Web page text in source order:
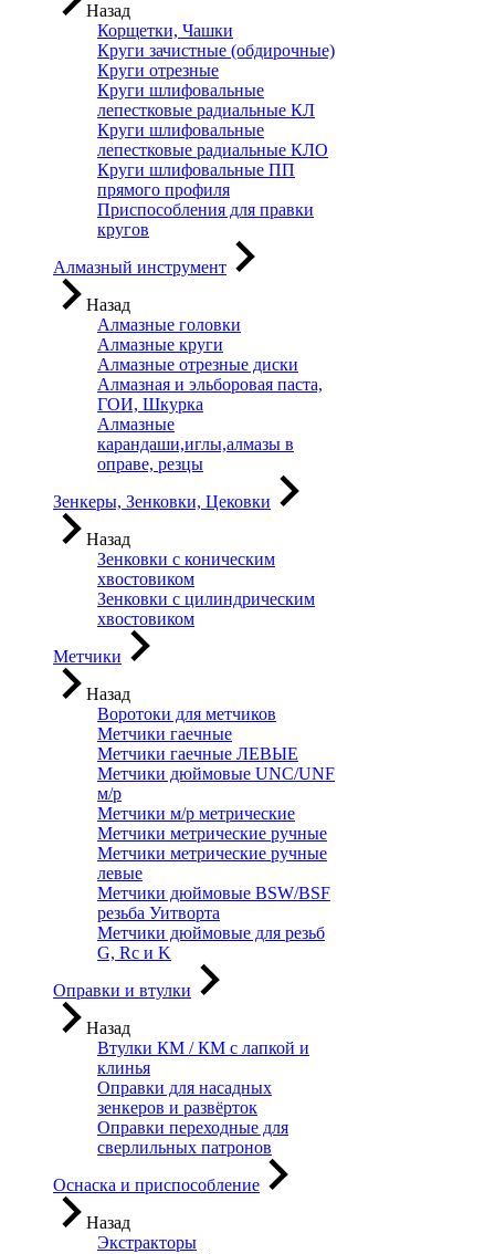
Назад
Корщетки, Чашки
Круги зачистные (обдирочные)
Круги отрезные
Круги шлифовальные
лепестковые радиальные КЛ
Круги шлифовальные
лепестковые радиальные КЛО
Круги шлифовальные ПП
прямого профиля
Приспособления для правки
кругов
Алмазный инструмент
Назад
Алмазные головки
Алмазные круги
Алмазные отрезные диски
Алмазная и эльборовая паста,
ГОИ, Шкурка
Алмазные
карандаши,иглы,алмазы в
оправе, резцы
Зенкеры, Зенковки, Цековки
Назад
Зенковки с коническим
хвостовиком
Зенковки с цилиндрическим
хвостовиком
Метчики
Назад
Воротоки для метчиков
Метчики гаечные
Метчики гаечные ЛЕВЫЕ
Метчики дюймовые UNC/UNF
м/р
Метчики м/р метрические
Метчики метрические ручные
Метчики метрические ручные
левые
Метчики дюймовые BSW/BSF
резьба Уитворта
Метчики дюймовые для резьб
G, Rc и K
Оправки и втулки
Назад
Втулки КМ / КМ с лапкой и
клинья
Оправки для насадных
зенкеров и развёрток
Оправки переходные для
сверлильных патронов
Оснаска и приспособление
Назад
Экстракторы